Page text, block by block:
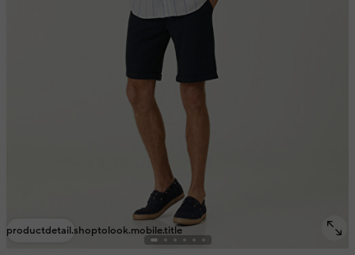
productdetail.shoptolook.mobile.title